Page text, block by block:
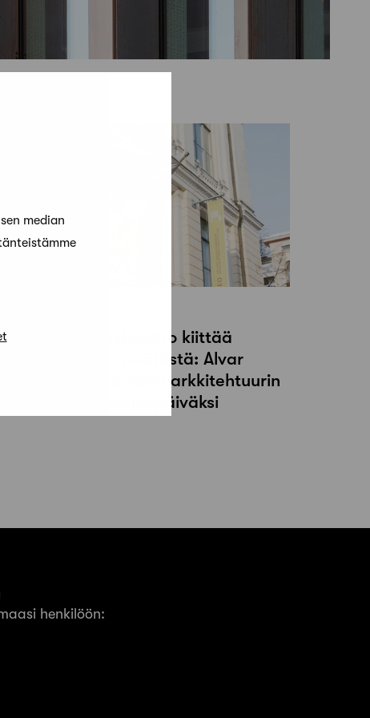
median
Suomen Arkkitehtiliitto kiittää
sisäministeriön päätöstä: Alvar
Aallon syntymäpäivä arkkitehtuurin
ja muotoilun liputuspäiväksi
henkilöön: